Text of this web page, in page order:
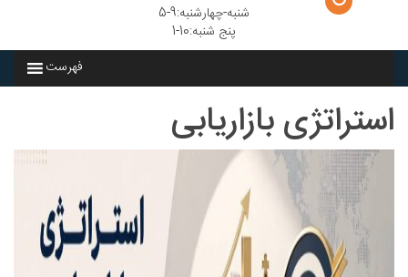
شنبه-چهارشنبه:9-5
پنج شنبه:10-1
فهرست
استراتژی بازاریابی